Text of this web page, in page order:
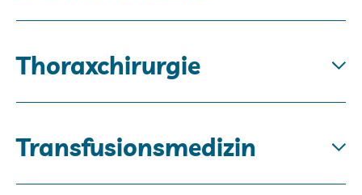
Thoraxchirurgie
Transfusionsmedizin